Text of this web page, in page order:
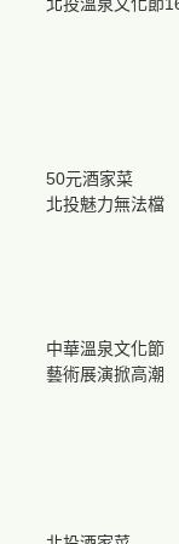
50元酒家菜
北投魅力無法檔
中華溫泉文化節
藝術展演掀高潮